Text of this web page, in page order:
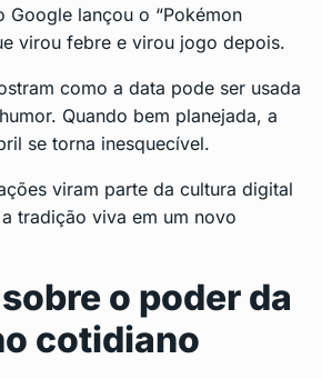
Google lançou o “Pokémon
virou febre e virou jogo depois.
como a data pode ser usada
Quando bem planejada, a
se torna inesquecível.
viram parte da cultura digital
tradição viva em um novo
o poder da
cotidiano